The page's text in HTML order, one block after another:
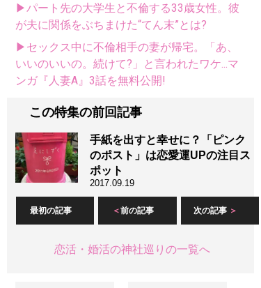
▶パート先の大学生と不倫する33歳女性。彼
が夫に関係をぶちまけた“てん末”とは?
▶セックス中に不倫相手の妻が帰宅。「あ、
いいのいいの。続けて?」と言われたワケ...マ
ンガ『人妻A』3話を無料公開!
この特集の前回記事
手紙を出すと幸せに？「ピンク
のポスト」は恋愛運UPの注目ス
ポット
2017.09.19
最初の記事 前の記事 次の記事
恋活・婚活の神社巡りの一覧へ